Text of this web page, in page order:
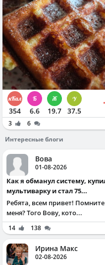
354 6.6 19.7 37.5
3
6
Интересные блоги
Вова
01-08-2026
Как я обманул систему, купил
мультиварку и стал 75...
Ребята, всем привет! Помните
меня? Того Вову, кото...
14 138
Ирина Макс
02-08-2026